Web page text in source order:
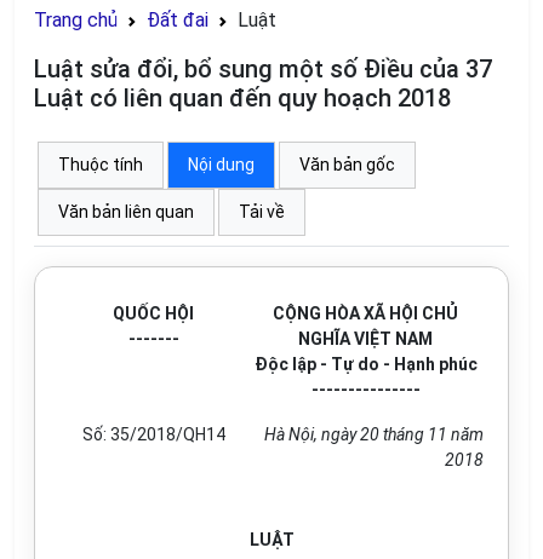
Trang chủ Đất đai Luật
Luật sửa đổi, bổ sung một số Điều của 37
Luật có liên quan đến quy hoạch 2018
Thuộc tính Nội dung Văn bản gốc
Văn bản liên quan Tải về
QUỐC HỘI
-------
CỘNG HÒA XÃ HỘI CHỦ
NGHĨA VIỆT NAM
Độc lập - Tự do - Hạnh phúc
---------------
Số: 35/2018/QH14
Hà Nội, ngày 20 tháng 11 năm
2018
LUẬT